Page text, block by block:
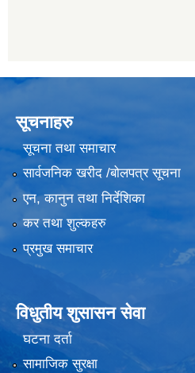
सूचनाहरु
सूचना तथा समाचार
सार्वजनिक खरीद /बोलपत्र सूचना
एन, कानुन तथा निर्देशिका
कर तथा शुल्कहरु
प्रमुख समाचार
विधुतीय शुसासन सेवा
घटना दर्ता
सामाजिक सुरक्षा